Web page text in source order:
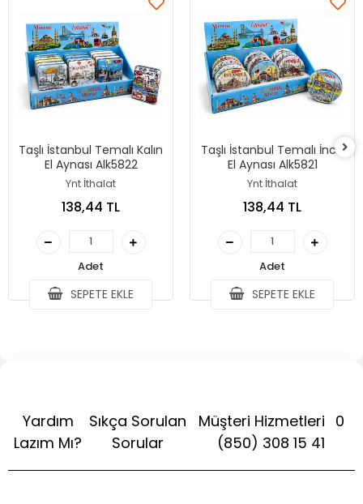
Taşlı İstanbul Temalı Kalın
El Aynası Alk5822
Ynt İthalat
138,44 TL
Adet
SEPETE EKLE
Taşlı İstanbul Temalı İnce
El Aynası Alk5821
Ynt İthalat
138,44 TL
Adet
SEPETE EKLE
Yardım
Lazım Mı?
Sıkça Sorulan
Sorular
Müşteri Hizmetleri 0
(850) 308 15 41